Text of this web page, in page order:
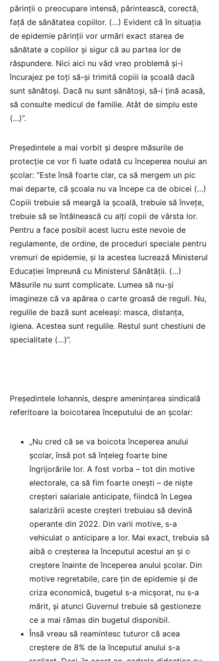
părinţii o preocupare intensă, părintească, corectă,
faţă de sănătatea copiilor. (…) Evident că în situaţia
de epidemie părinţii vor urmări exact starea de
sănătate a copiilor şi sigur că au partea lor de
răspundere. Nici aici nu văd vreo problemă şi-i
încurajez pe toţi să-şi trimită copiii la şcoală dacă
sunt sănătoşi. Dacă nu sunt sănătoşi, să-i ţină acasă,
să consulte medicul de familie. Atât de simplu este
(…)”.
Președintele a mai vorbit și despre măsurile de
protecție ce vor fi luate odată cu începerea noului an
școlar: ”Este însă foarte clar, ca să mergem un pic
mai departe, că şcoala nu va începe ca de obicei (…)
Copiii trebuie să meargă la şcoală, trebuie să înveţe,
trebuie să se întâlnească cu alţi copii de vârsta lor.
Pentru a face posibil acest lucru este nevoie de
regulamente, de ordine, de proceduri speciale pentru
vremuri de epidemie, şi la acestea lucrează Ministerul
Educaţiei împreună cu Ministerul Sănătăţii. (…)
Măsurile nu sunt complicate. Lumea să nu-şi
imagineze că va apărea o carte groasă de reguli. Nu,
regulile de bază sunt aceleaşi: masca, distanţa,
igiena. Acestea sunt regulile. Restul sunt chestiuni de
specialitate (…)”.
Președintele Iohannis, despre amenințarea sindicală
referitoare la boicotarea începutului de an școlar:
„Nu cred că se va boicota începerea anului
şcolar, însă pot să înţeleg foarte bine
îngrijorările lor. A fost vorba – tot din motive
electorale, ca să fim foarte oneşti – de nişte
creşteri salariale anticipate, fiindcă în Legea
salarizării aceste creşteri trebuiau să devină
operante din 2022. Din varii motive, s-a
vehiculat o anticipare a lor. Mai exact, trebuia să
aibă o creşterea la începutul acestui an şi o
creştere înainte de începerea anului şcolar. Din
motive regretabile, care ţin de epidemie şi de
criza economică, bugetul s-a micşorat, nu s-a
mărit, şi atunci Guvernul trebuie să gestioneze
ce a mai rămas din bugetul disponibil.
Însă vreau să reamintesc tuturor că acea
creştere de 8% de la începutul anului s-a